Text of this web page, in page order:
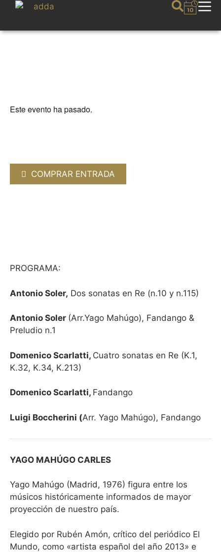
Este evento ha pasado.
COMPRAR ENTRADA
PROGRAMA:
Antonio Soler, Dos sonatas en Re (n.10 y n.115)
Antonio Soler (Arr.Yago Mahúgo), Fandango &
Preludio n.1
Domenico Scarlatti, Cuatro sonatas en Re (K.1,
K.32, K.34, K.213)
Domenico Scarlatti, Fandango
Luigi Boccherini (Arr. Yago Mahúgo), Fandango
YAGO MAHÚGO CARLES
Yago Mahúgo (Madrid, 1976) figura entre los
músicos históricamente informados de mayor
proyección de nuestro país.
Elegido por Rubén Amón, crítico del periódico El
Mundo, como «artista español del año 2013» e